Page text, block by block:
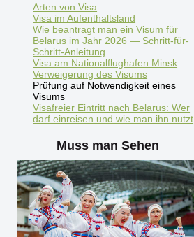
Arten von Visa
Visa im Aufenthaltsland
Wie beantragt man ein Visum für
Belarus im Jahr 2026 — Schritt-für-
Schritt-Anleitung
Visa am Nationalflughafen Minsk
Verweigerung des Visums
Prüfung auf Notwendigkeit eines
Visums
Visafreier Eintritt nach Belarus: Wer
darf einreisen und wie man ihn nutzt
Muss man Sehen